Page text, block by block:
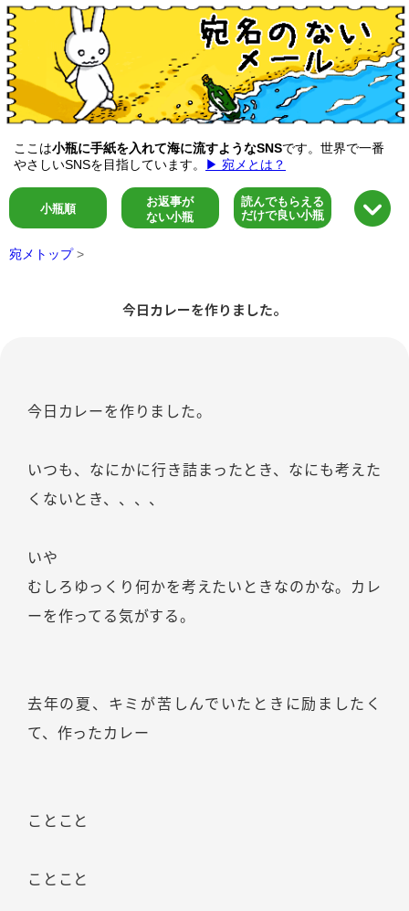
ここは小瓶に手紙を入れて海に流すようなSNSです。世界で一番
やさしいSNSを目指しています。
▶ 宛メとは？
小瓶順
お返事が
ない小瓶
読んでもらえる
だけで良い小瓶
宛メトップ >
今日カレーを作りました。
今日カレーを作りました。
いつも、なにかに行き詰まったとき、なにも考えた
くないとき、、、、
いや
むしろゆっくり何かを考えたいときなのかな。カレ
ーを作ってる気がする。
去年の夏、キミが苦しんでいたときに励ましたく
て、作ったカレー
ことこと
ことこと